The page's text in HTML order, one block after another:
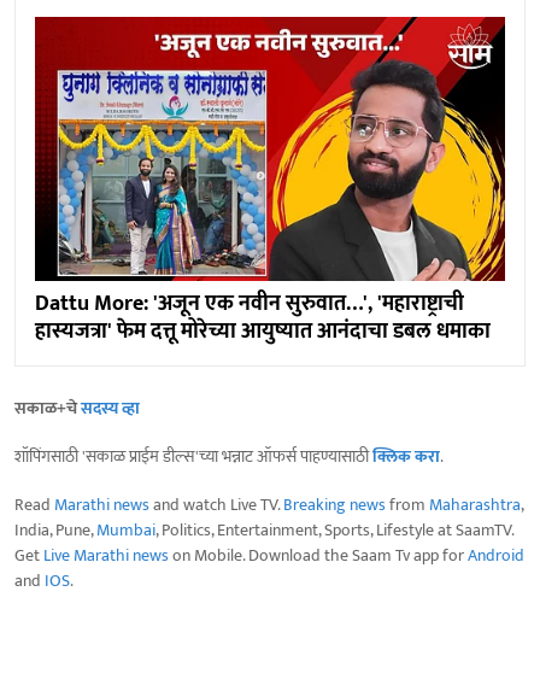
Dattu More: 'अजून एक नवीन सुरुवात…', 'महाराष्ट्राची
हास्यजत्रा' फेम दत्तू मोरेच्या आयुष्यात आनंदाचा डबल धमाका
सकाळ+चेसदस्य व्हा
शॉपिंगसाठी 'सकाळ प्राईम डील्स'च्या भन्नाट ऑफर्स पाहण्यासाठीक्लिक करा.
Read Marathi newsand watch Live TV.Breaking newsfrom Maharashtra,
India, Pune,Mumbai, Politics, Entertainment, Sports, Lifestyle at SaamTV.
GetLive Marathi newson Mobile. Download the Saam Tv app forAndroid
and IOS.